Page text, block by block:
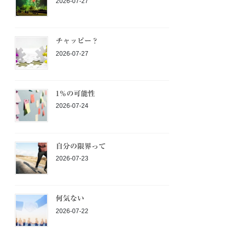
チャッピー？
2026-07-27
1％の可能性
2026-07-24
自分の限界って
2026-07-23
何気ない
2026-07-22